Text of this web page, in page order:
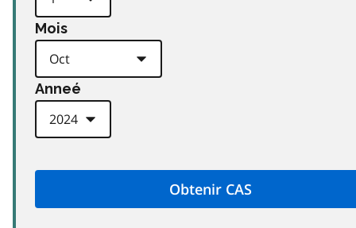
Mois
Anneé